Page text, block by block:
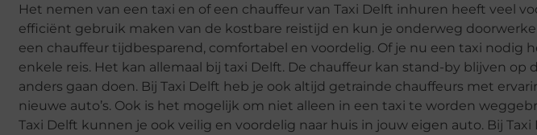
Het nemen van een taxi en of een chauffeur van Taxi Delft inhuren heeft veel
efficiënt gebruik maken van de kostbare reistijd en kun je onderweg
een chauffeur tijdbesparend, comfortabel en voordelig. Of je nu een taxi nodig
enkele reis. Het kan allemaal bij taxi Delft. De chauffeur kan stand-by blijven op
anders gaan doen. Bij Taxi Delft heb je ook altijd getrainde chauffeurs met
nieuwe auto’s. Ook is het mogelijk om niet alleen in een taxi te worden
Taxi Delft kunnen je ook veilig en voordelig naar huis in jouw eigen auto. Bij